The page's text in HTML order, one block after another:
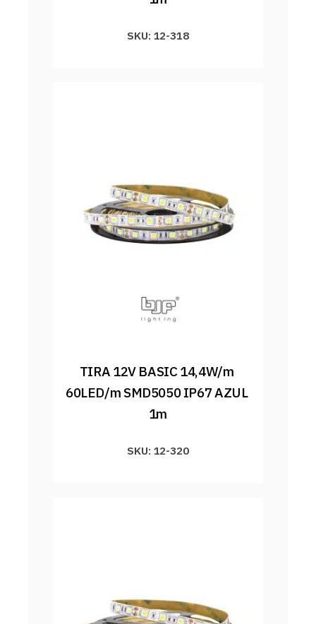
SKU: 12-318
TIRA 12V BASIC 14,4W/m
60LED/m SMD5050 IP67 AZUL
1m
SKU: 12-320